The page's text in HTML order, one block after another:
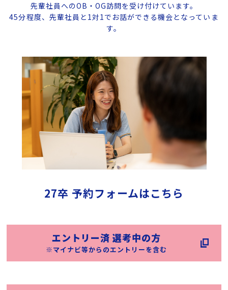
先輩社員へのOB・OG訪問を受け付けています。
45分程度、先輩社員と1対1でお話ができる機会となっていま
す。
27卒 予約フォームはこちら
エントリー済 選考中の方
※マイナビ等からのエントリーを含む